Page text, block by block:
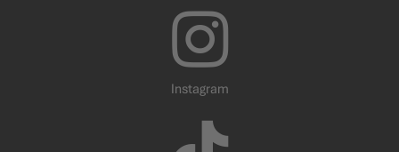
Instagram